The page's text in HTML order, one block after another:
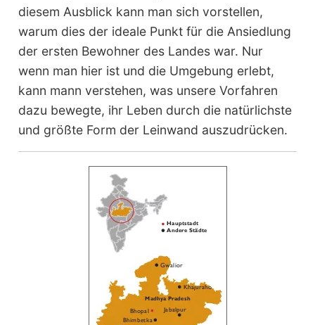
diesem Ausblick kann man sich vorstellen,
warum dies der ideale Punkt für die Ansiedlung
der ersten Bewohner des Landes war. Nur
wenn man hier ist und die Umgebung erlebt,
kann mann verstehen, was unsere Vorfahren
dazu bewegte, ihr Leben durch die natürlichste
und größte Form der Leinwand auszudrücken.